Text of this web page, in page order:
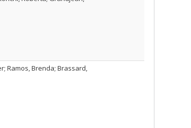
Ramos, Brenda; Brassard,